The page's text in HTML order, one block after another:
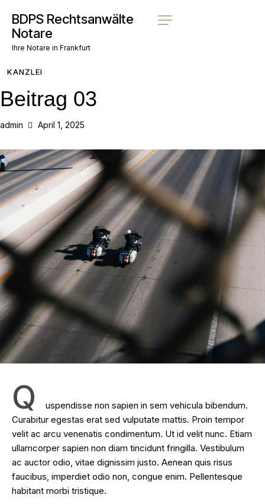
BDPS Rechtsanwälte
Notare
Ihre Notare in Frankfurt
KANZLEI
Beitrag 03
admin April 1, 2025
Q
uspendisse non sapien in sem vehicula bibendum.
Curabitur egestas erat sed vulputate mattis. Proin tempor
velit ac arcu venenatis condimentum. Ut id velit nunc. Etiam
ullamcorper sapien non diam tincidunt fringilla. Vestibulum
ac auctor odio, vitae dignissim justo. Aenean quis risus
faucibus, imperdiet odio non, congue enim. Pellentesque
habitant morbi tristique.